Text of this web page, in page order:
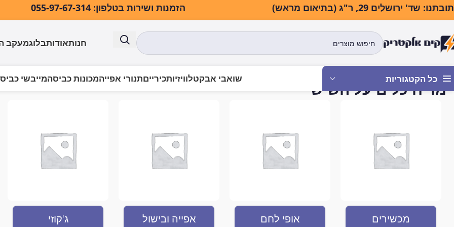
שד' ירושלים 29, ר"ג (בתיאום מראש) הזמנות ושירות בטלפון: 055-97-67-314
חנותאודותבלוגמעקב
כל הקטגוריות שואבי אבקטלוויזיותכירייםתנורי אפייהמכונות כביסהמייבשי
מדיח כלים על השיש מוצרים המתויגים “מדיח כלים על השיש”
מכשירים
אופי לחם אפייה ובישול ג'קוזי